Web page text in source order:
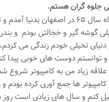
جلوه گران هستم.
من در دهم تیر ماه سال ۶۵ در
گوشه گیر و خجالتی بودم و
تخیلی خودم زندگی می
توانستم دوست های خوبی پیدا
زیاد من به کامپیوتر شروع
کامپیوتر ها جمع آوری کرده
کنم و سال های زیادی است روز